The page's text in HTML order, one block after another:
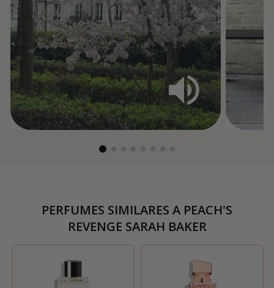
PERFUMES SIMILARES A PEACH'S
REVENGE SARAH BAKER